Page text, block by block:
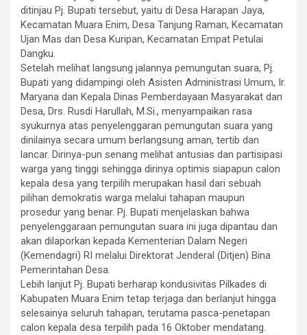
ditinjau Pj. Bupati tersebut, yaitu di Desa Harapan Jaya,
Kecamatan Muara Enim, Desa Tanjung Raman, Kecamatan
Ujan Mas dan Desa Kuripan, Kecamatan Empat Petulai
Dangku.
Setelah melihat langsung jalannya pemungutan suara, Pj.
Bupati yang didampingi oleh Asisten Administrasi Umum, Ir.
Maryana dan Kepala Dinas Pemberdayaan Masyarakat dan
Desa, Drs. Rusdi Harullah, M.Si., menyampaikan rasa
syukurnya atas penyelenggaran pemungutan suara yang
dinilainya secara umum berlangsung aman, tertib dan
lancar. Dirinya-pun senang melihat antusias dan partisipasi
warga yang tinggi sehingga dirinya optimis siapapun calon
kepala desa yang terpilih merupakan hasil dari sebuah
pilihan demokratis warga melalui tahapan maupun
prosedur yang benar. Pj. Bupati menjelaskan bahwa
penyelenggaraan pemungutan suara ini juga dipantau dan
akan dilaporkan kepada Kementerian Dalam Negeri
(Kemendagri) RI melalui Direktorat Jenderal (Ditjen) Bina
Pemerintahan Desa.
Lebih lanjut Pj. Bupati berharap kondusivitas Pilkades di
Kabupaten Muara Enim tetap terjaga dan berlanjut hingga
selesainya seluruh tahapan, terutama pasca-penetapan
calon kepala desa terpilih pada 16 Oktober mendatang.